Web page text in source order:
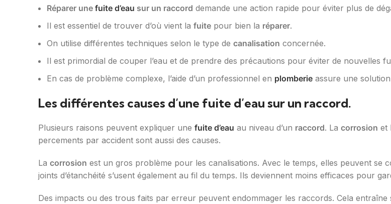
Réparer une fuite d’eau sur un raccord demande une action rapide pour éviter plus de
Il est essentiel de trouver d’où vient la fuite pour bien la réparer.
On utilise différentes techniques selon le type de canalisation concernée.
Il est primordial de couper l’eau et de prendre des précautions pour éviter de nouvelles
En cas de problème complexe, l’aide d’un professionnel en plomberie assure une
Les différentes causes d’une fuite d’eau sur un raccord.
Plusieurs raisons peuvent expliquer une fuite d’eau au niveau d’un raccord. La corrosion et
percements par accident sont aussi des causes.
La corrosion est un gros problème pour les canalisations. Avec le temps, elles peuvent se
joints d’étanchéité s’usent également au fil du temps. Ils deviennent moins efficaces pour
Des impacts ou des trous faits par erreur peuvent endommager les raccords. Cela entraîne